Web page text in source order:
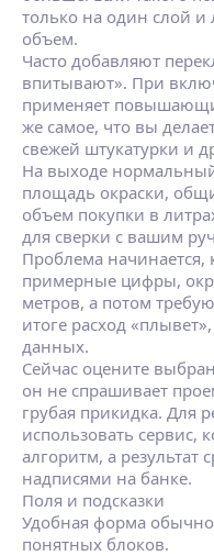
только на один слой
объем.
Часто добавляют
впитывают». При
применяет
же самое, что вы
свежей штукатурки и
На выходе
площадь окраски,
объем покупки в
для сверки с вашим
Проблема начинается,
примерные цифры,
метров, а потом
итоге расход
данных.
Сейчас оцените
он не спрашивает
грубая прикидка. Для
использовать сервис,
алгоритм, а результат
надписями на банке.
Поля и подсказки
Удобная форма обычно
понятных блоков.